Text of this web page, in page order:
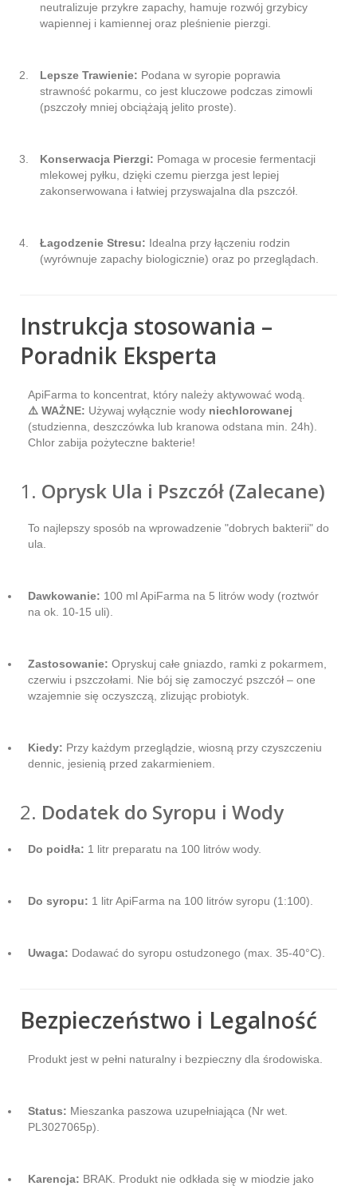
neutralizuje przykre zapachy, hamuje rozwój grzybicy
wapiennej i kamiennej oraz pleśnienie pierzgi.
Lepsze Trawienie: Podana w syropie poprawia
strawność pokarmu, co jest kluczowe podczas zimowli
(pszczoły mniej obciążają jelito proste).
Konserwacja Pierzgi: Pomaga w procesie fermentacji
mlekowej pyłku, dzięki czemu pierzga jest lepiej
zakonserwowana i łatwiej przyswajalna dla pszczół.
Łagodzenie Stresu: Idealna przy łączeniu rodzin
(wyrównuje zapachy biologicznie) oraz po przeglądach.
Instrukcja stosowania –
Poradnik Eksperta
ApiFarma to koncentrat, który należy aktywować wodą.
⚠️ WAŻNE: Używaj wyłącznie wody niechlorowanej
(studzienna, deszczówka lub kranowa odstana min. 24h).
Chlor zabija pożyteczne bakterie!
1. Oprysk Ula i Pszczół (Zalecane)
To najlepszy sposób na wprowadzenie "dobrych bakterii" do
ula.
Dawkowanie: 100 ml ApiFarma na 5 litrów wody (roztwór
na ok. 10-15 uli).
Zastosowanie: Opryskuj całe gniazdo, ramki z pokarmem,
czerwiu i pszczołami. Nie bój się zamoczyć pszczół – one
wzajemnie się oczyszczą, zlizując probiotyk.
Kiedy: Przy każdym przeglądzie, wiosną przy czyszczeniu
dennic, jesienią przed zakarmieniem.
2. Dodatek do Syropu i Wody
Do poidła: 1 litr preparatu na 100 litrów wody.
Do syropu: 1 litr ApiFarma na 100 litrów syropu (1:100).
Uwaga: Dodawać do syropu ostudzonego (max. 35-40°C).
Bezpieczeństwo i Legalność
Produkt jest w pełni naturalny i bezpieczny dla środowiska.
Status: Mieszanka paszowa uzupełniająca (Nr wet.
PL3027065p).
Karencja: BRAK. Produkt nie odkłada się w miodzie jako